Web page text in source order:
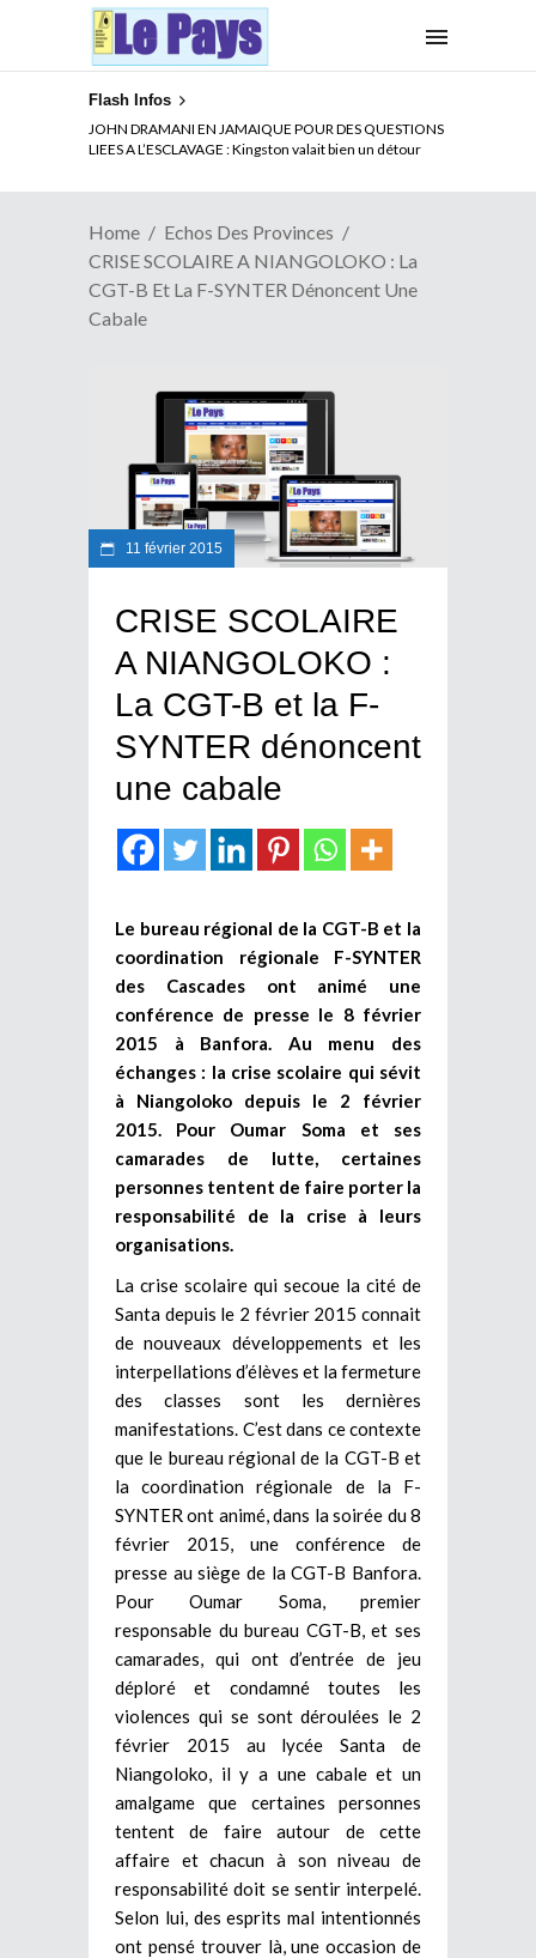
Flash Infos
ELECTION DE TALON A LA TETE DU SENAT BENINOIS :
Quand Patrice quitte le pouvoir sans partir !
Home
Echos Des Provinces
CRISE SCOLAIRE A NIANGOLOKO : La
CGT-B Et La F-SYNTER Dénoncent Une
Cabale
11 février 2015
CRISE SCOLAIRE
A NIANGOLOKO :
La CGT-B et la F-
SYNTER dénoncent
une cabale
Le bureau régional de la CGT-B et la
coordination régionale F-SYNTER
des Cascades ont animé une
conférence de presse le 8 février
2015 à Banfora. Au menu des
échanges : la crise scolaire qui sévit
à Niangoloko depuis le 2 février
2015. Pour Oumar Soma et ses
camarades de lutte, certaines
personnes tentent de faire porter la
responsabilité de la crise à leurs
organisations.
La crise scolaire qui secoue la cité de
Santa depuis le 2 février 2015 connait
de nouveaux développements et les
interpellations d’élèves et la fermeture
des classes sont les dernières
manifestations. C’est dans ce contexte
que le bureau régional de la CGT-B et
la coordination régionale de la F-
SYNTER ont animé, dans la soirée du 8
février 2015, une conférence de
presse au siège de la CGT-B Banfora.
Pour Oumar Soma, premier
responsable du bureau CGT-B, et ses
camarades, qui ont d’entrée de jeu
déploré et condamné toutes les
violences qui se sont déroulées le 2
février 2015 au lycée Santa de
Niangoloko, il y a une cabale et un
amalgame que certaines personnes
tentent de faire autour de cette
affaire et chacun à son niveau de
responsabilité doit se sentir interpelé.
Selon lui, des esprits mal intentionnés
ont pensé trouver là, une occasion de